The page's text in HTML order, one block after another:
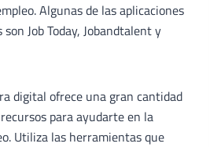
Algunas de las aplicaciones
Job Today, Jobandtalent y
digital ofrece una gran cantidad
para ayudarte en la
Utiliza las herramientas que